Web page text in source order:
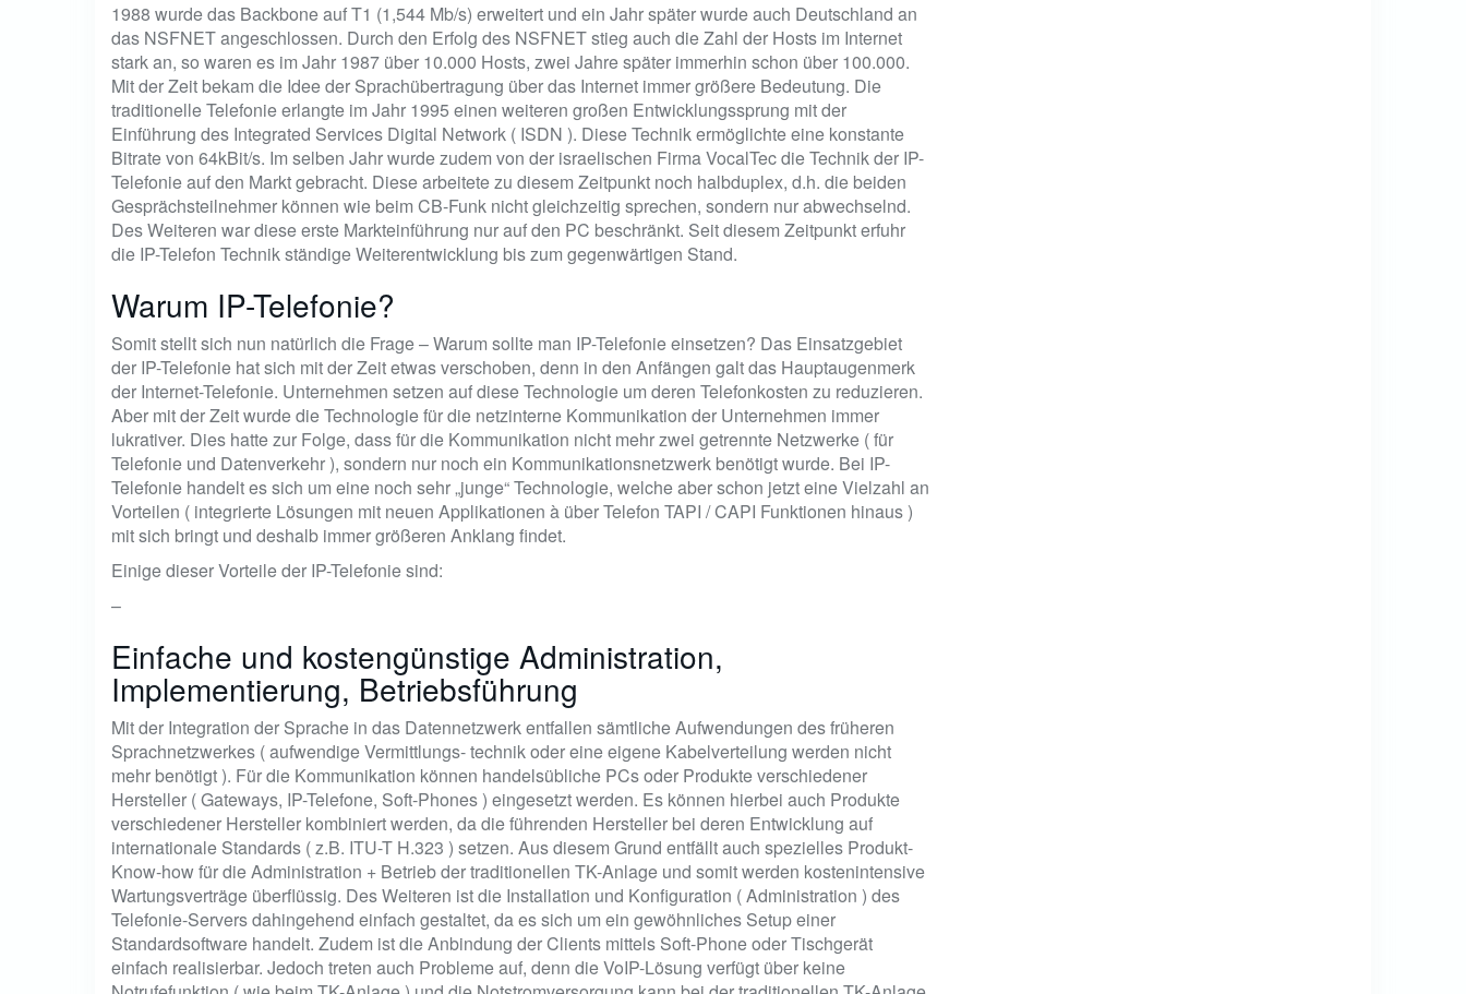
1988 wurde das Backbone auf T1 (1,544 Mb/s) erweitert und ein Jahr später wurde auch Deutschland an
das NSFNET angeschlossen. Durch den Erfolg des NSFNET stieg auch die Zahl der Hosts im Internet
stark an, so waren es im Jahr 1987 über 10.000 Hosts, zwei Jahre später immerhin schon über 100.000.
Mit der Zeit bekam die Idee der Sprachübertragung über das Internet immer größere Bedeutung. Die
traditionelle Telefonie erlangte im Jahr 1995 einen weiteren großen Entwicklungssprung mit der
Einführung des Integrated Services Digital Network ( ISDN ). Diese Technik ermöglichte eine konstante
Bitrate von 64kBit/s. Im selben Jahr wurde zudem von der israelischen Firma VocalTec die Technik der IP-
Telefonie auf den Markt gebracht. Diese arbeitete zu diesem Zeitpunkt noch halbduplex, d.h. die beiden
Gesprächsteilnehmer können wie beim CB-Funk nicht gleichzeitig sprechen, sondern nur abwechselnd.
Des Weiteren war diese erste Markteinführung nur auf den PC beschränkt. Seit diesem Zeitpunkt erfuhr
die IP-Telefon Technik ständige Weiterentwicklung bis zum gegenwärtigen Stand.
Warum IP-Telefonie?
Somit stellt sich nun natürlich die Frage – Warum sollte man IP-Telefonie einsetzen? Das Einsatzgebiet
der IP-Telefonie hat sich mit der Zeit etwas verschoben, denn in den Anfängen galt das Hauptaugenmerk
der Internet-Telefonie. Unternehmen setzen auf diese Technologie um deren Telefonkosten zu reduzieren.
Aber mit der Zeit wurde die Technologie für die netzinterne Kommunikation der Unternehmen immer
lukrativer. Dies hatte zur Folge, dass für die Kommunikation nicht mehr zwei getrennte Netzwerke ( für
Telefonie und Datenverkehr ), sondern nur noch ein Kommunikationsnetzwerk benötigt wurde. Bei IP-
Telefonie handelt es sich um eine noch sehr „junge“ Technologie, welche aber schon jetzt eine Vielzahl an
Vorteilen ( integrierte Lösungen mit neuen Applikationen à über Telefon TAPI / CAPI Funktionen hinaus )
mit sich bringt und deshalb immer größeren Anklang findet.
Einige dieser Vorteile der IP-Telefonie sind:
–
Einfache und kostengünstige Administration,
Implementierung, Betriebsführung
Mit der Integration der Sprache in das Datennetzwerk entfallen sämtliche Aufwendungen des früheren
Sprachnetzwerkes ( aufwendige Vermittlungs- technik oder eine eigene Kabelverteilung werden nicht
mehr benötigt ). Für die Kommunikation können handelsübliche PCs oder Produkte verschiedener
Hersteller ( Gateways, IP-Telefone, Soft-Phones ) eingesetzt werden. Es können hierbei auch Produkte
verschiedener Hersteller kombiniert werden, da die führenden Hersteller bei deren Entwicklung auf
internationale Standards ( z.B. ITU-T H.323 ) setzen. Aus diesem Grund entfällt auch spezielles Produkt-
Know-how für die Administration + Betrieb der traditionellen TK-Anlage und somit werden kostenintensive
Wartungsverträge überflüssig. Des Weiteren ist die Installation und Konfiguration ( Administration ) des
Telefonie-Servers dahingehend einfach gestaltet, da es sich um ein gewöhnliches Setup einer
Standardsoftware handelt. Zudem ist die Anbindung der Clients mittels Soft-Phone oder Tischgerät
einfach realisierbar. Jedoch treten auch Probleme auf, denn die VoIP-Lösung verfügt über keine